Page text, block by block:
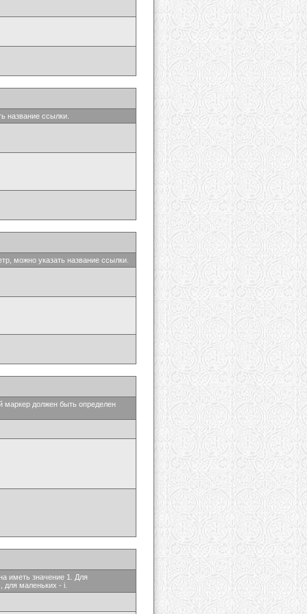
название ссылки.
можно указать название ссылки.
маркер должен быть определен
иметь значение 1. Для
маленьких - i.